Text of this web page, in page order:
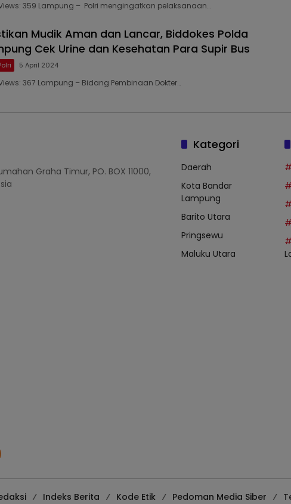
359 Lampung – Polri mengingatkan pelaksanaan…
Mudik Aman dan Lancar, Biddokes Polda
Cek Urine dan Kesehatan Para Supir Bus
5 April 2024
367 Lampung – Bidang Pembinaan Dokter…
Graha Timur, PO. BOX 11000,
Kategori
Daerah
Kota Bandar
Lampung
Barito Utara
Pringsewu
Maluku Utara
Indeks Berita Kode Etik Pedoman Media Siber